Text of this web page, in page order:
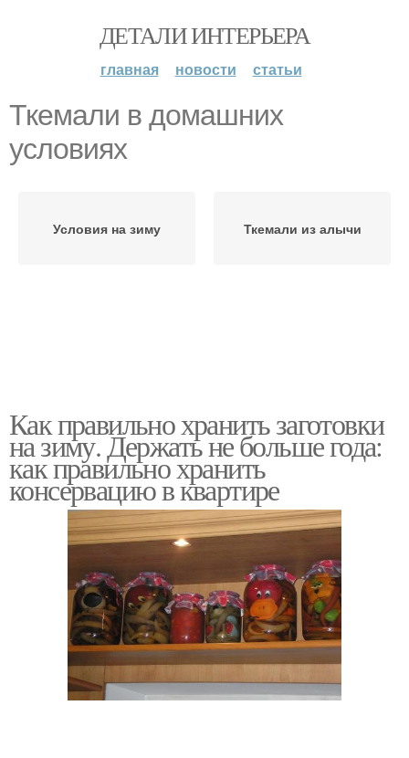
ДЕТАЛИ ИНТЕРЬЕРА
главная новости статьи
Ткемали в домашних
условиях
Условия на зиму Ткемали из алычи
Как правильно хранить заготовки
на зиму. Держать не больше года:
как правильно хранить
консервацию в квартире